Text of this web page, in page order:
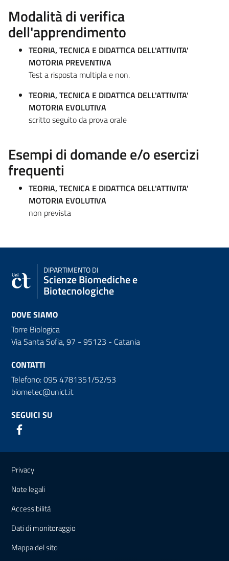
Modalità di verifica
dell'apprendimento
TEORIA, TECNICA E DIDATTICA DELL'ATTIVITA'
MOTORIA PREVENTIVA
Test a risposta multipla e non.
TEORIA, TECNICA E DIDATTICA DELL'ATTIVITA'
MOTORIA EVOLUTIVA
scritto seguito da prova orale
Esempi di domande e/o esercizi
frequenti
TEORIA, TECNICA E DIDATTICA DELL'ATTIVITA'
MOTORIA EVOLUTIVA
non prevista
DIPARTIMENTO DI
Scienze Biomediche e
Biotecnologiche
DOVE SIAMO
Torre Biologica
Via Santa Sofia, 97 - 95123 - Catania
CONTATTI
Telefono: 095 4781351/52/53
biometec@unict.it
SEGUICI SU
Link e informazioni utili
Privacy
Note legali
Accessibilità
Dati di monitoraggio
Mappa del sito